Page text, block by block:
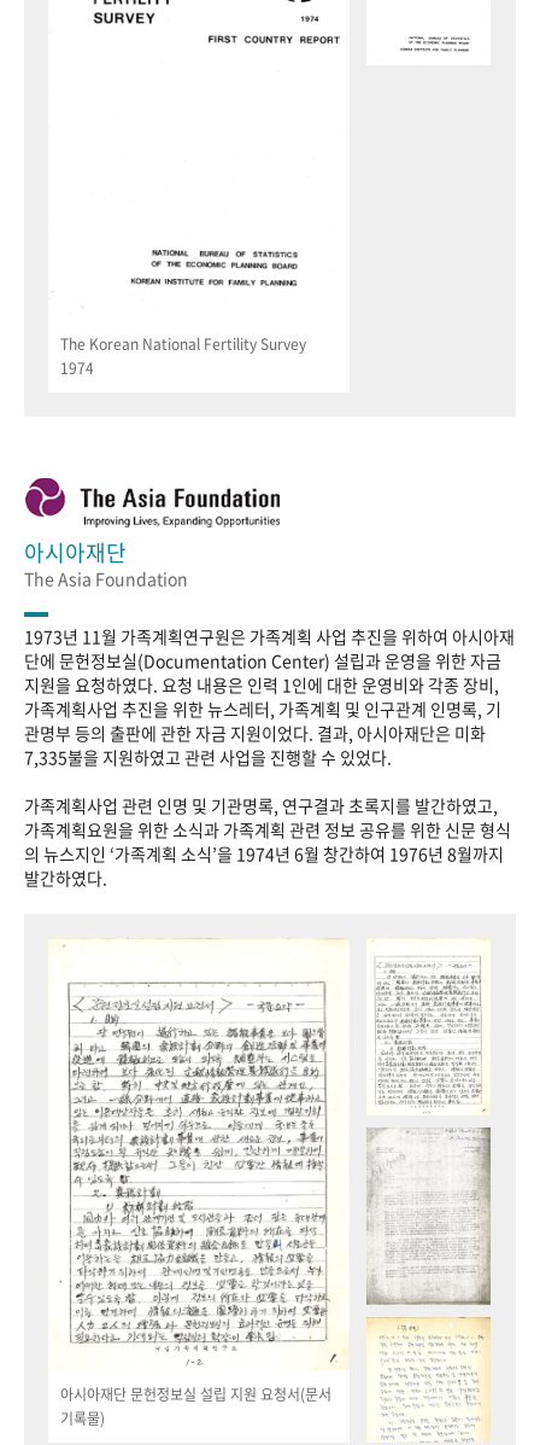
The Korean National Fertility Survey
1974
아시아재단
The Asia Foundation
1973년 11월 가족계획연구원은 가족계획 사업 추진을 위하여 아시아재
단에 문헌정보실(Documentation Center) 설립과 운영을 위한 자금
지원을 요청하였다. 요청 내용은 인력 1인에 대한 운영비와 각종 장비,
가족계획사업 추진을 위한 뉴스레터, 가족계획 및 인구관계 인명록, 기
관명부 등의 출판에 관한 자금 지원이었다. 결과, 아시아재단은 미화
7,335불을 지원하였고 관련 사업을 진행할 수 있었다.
가족계획사업 관련 인명 및 기관명록, 연구결과 초록지를 발간하였고,
가족계획요원을 위한 소식과 가족계획 관련 정보 공유를 위한 신문 형식
의 뉴스지인 ‘가족계획 소식’을 1974년 6월 창간하여 1976년 8월까지
발간하였다.
아시아재단 문헌정보실 설립 지원 요청서(문서
기록물)